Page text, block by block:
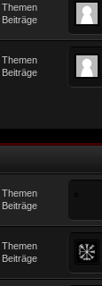
Themen
Beiträge
Themen
Beiträge
Themen
Beiträge
Themen
Beiträge